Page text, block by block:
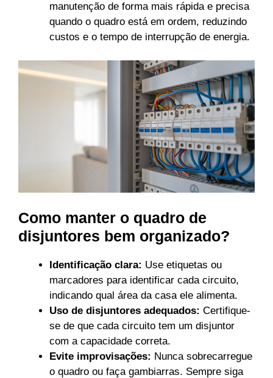
manutenção de forma mais rápida e precisa
quando o quadro está em ordem, reduzindo
custos e o tempo de interrupção de energia.
Como manter o quadro de
disjuntores bem organizado?
Identificação clara: Use etiquetas ou
marcadores para identificar cada circuito,
indicando qual área da casa ele alimenta.
Uso de disjuntores adequados: Certifique-
se de que cada circuito tem um disjuntor
com a capacidade correta.
Evite improvisações: Nunca sobrecarregue
o quadro ou faça gambiarras. Sempre siga